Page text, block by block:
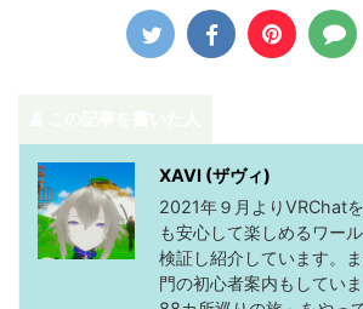
XAVI (ザヴィ)
2021年９月よりVRChat
も安心して楽しめるワー
検証し紹介しています。
門の初心者案内もしてい